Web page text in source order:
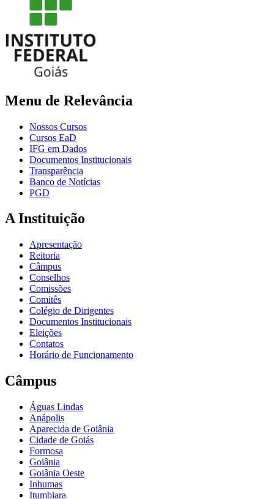
Menu de Relevância
Nossos Cursos
Cursos EaD
IFG em Dados
Documentos Institucionais
Transparência
Banco de Notícias
PGD
A Instituição
Apresentação
Reitoria
Câmpus
Conselhos
Comissões
Comitês
Colégio de Dirigentes
Documentos Institucionais
Eleições
Contatos
Horário de Funcionamento
Câmpus
Águas Lindas
Anápolis
Aparecida de Goiânia
Cidade de Goiás
Formosa
Goiânia
Goiânia Oeste
Inhumas
Itumbiara